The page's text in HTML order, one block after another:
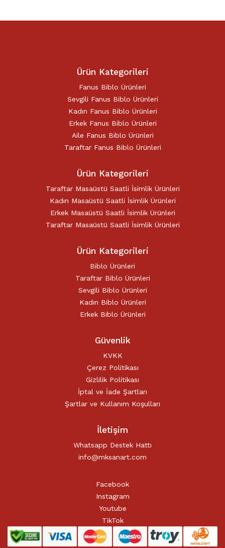
Ürün Kategorileri
Fanus Biblo Ürünleri
Sevgili Fanus Biblo Ürünleri
Kadın Fanus Biblo Ürünleri
Erkek Fanus Biblo Ürünleri
Aile Fanus Biblo Ürünleri
Taraftar Fanus Biblo Ürünleri
Ürün Kategorileri
Taraftar Masaüstü Saatli İsimlik Ürünleri
Kadın Masaüstü Saatli İsimlik Ürünleri
Erkek Masaüstü Saatli İsimlik Ürünleri
Taraftar Masaüstü Saatli İsimlik Ürünleri
Ürün Kategorileri
Biblo Ürünleri
Taraftar Biblo Ürünleri
Sevgili Biblo Ürünleri
Kadın Biblo Ürünleri
Erkek Biblo Ürünleri
Güvenlik
KVKK
Çerez Politikası
Gizlilik Politikası
İptal ve İade Şartları
Şartlar ve Kullanım Koşulları
İletişim
Whatsapp Destek Hattı
info@mksanart.com
Facebook
Instagram
Youtube
TikTok